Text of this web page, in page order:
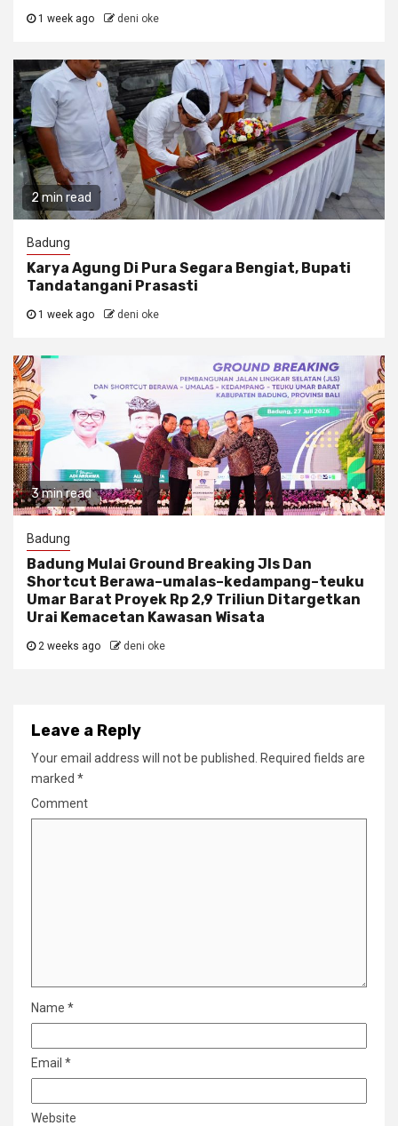
1 week ago deni oke
2 min read
Badung
Karya Agung Di Pura Segara Bengiat, Bupati
Tandatangani Prasasti
1 week ago deni oke
3 min read
Badung
Badung Mulai Ground Breaking Jls Dan
Shortcut Berawa–umalas–kedampang–teuku
Umar Barat Proyek Rp 2,9 Triliun Ditargetkan
Urai Kemacetan Kawasan Wisata
2 weeks ago deni oke
Leave a Reply
Your email address will not be published.
Required fields are
marked *
Comment
Name *
Email *
Website